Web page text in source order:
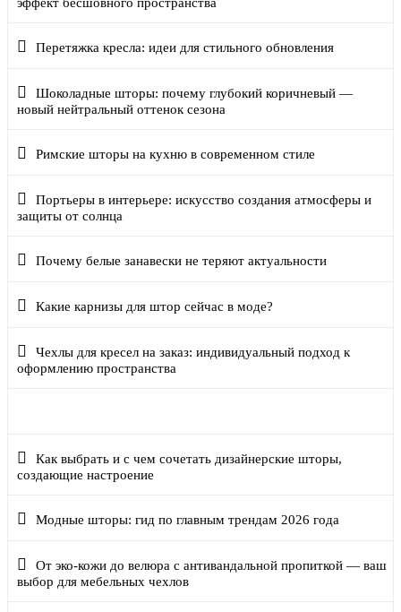
Перетяжка кресла: идеи для стильного обновления
Шоколадные шторы: почему глубокий коричневый —
новый нейтральный оттенок сезона
Римские шторы на кухню в современном стиле
Портьеры в интерьере: искусство создания атмосферы и
защиты от солнца
Почему белые занавески не теряют актуальности
Какие карнизы для штор сейчас в моде?
Чехлы для кресел на заказ: индивидуальный подход к
оформлению пространства
Как выбрать и с чем сочетать дизайнерские шторы,
создающие настроение
Модные шторы: гид по главным трендам 2026 года
От эко-кожи до велюра с антивандальной пропиткой — ваш
выбор для мебельных чехлов